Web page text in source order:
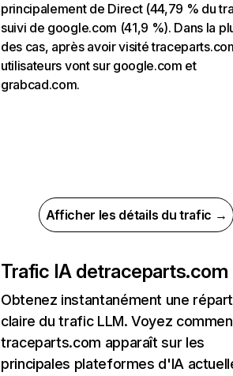
principalement de Direct (44,79 % du
suivi de google.com (41,9 %). Dans la
des cas, après avoir visité
utilisateurs vont sur google.com et
grabcad.com.
Afficher les détails du trafic →
Trafic IA detraceparts.com
Obtenez instantanément une
claire du trafic LLM. Voyez
traceparts.com apparaît sur les
principales plateformes d'IA